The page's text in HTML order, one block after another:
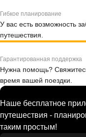
Гибкое планирование
У вас есть возможность
путешествия.
Гарантированная поддержка
Нужна помощь?
время вашей поездки.
Наше бесплатное
путешествия -
таким простым!